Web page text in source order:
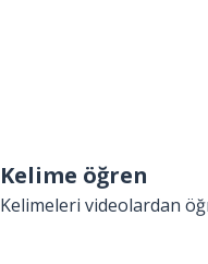
Kelime öğren
Kelimeleri videolardan